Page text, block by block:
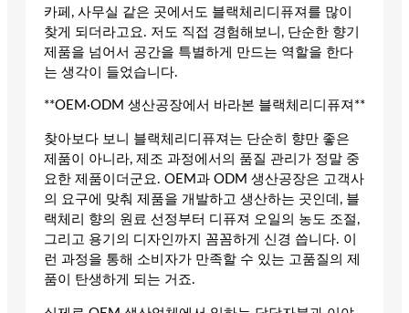
카페, 사무실 같은 곳에서도 블랙체리디퓨져를 많이
찾게 되더라고요. 저도 직접 경험해보니, 단순한 향기
제품을 넘어서 공간을 특별하게 만드는 역할을 한다
는 생각이 들었습니다.
**OEM·ODM 생산공장에서 바라본 블랙체리디퓨져**
찾아보다 보니 블랙체리디퓨져는 단순히 향만 좋은
제품이 아니라, 제조 과정에서의 품질 관리가 정말 중
요한 제품이더군요. OEM과 ODM 생산공장은 고객사
의 요구에 맞춰 제품을 개발하고 생산하는 곳인데, 블
랙체리 향의 원료 선정부터 디퓨져 오일의 농도 조절,
그리고 용기의 디자인까지 꼼꼼하게 신경 씁니다. 이
런 과정을 통해 소비자가 만족할 수 있는 고품질의 제
품이 탄생하게 되는 거죠.